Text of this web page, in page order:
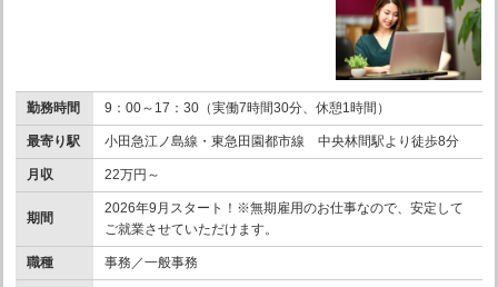
勤務時間 9：00～17：30（実働7時間30分、休憩1時間）
最寄り駅 小田急江ノ島線・東急田園都市線 中央林間駅より徒歩8分
月収 22万円～
期間
2026年9月スタート！※無期雇用のお仕事なので、安定して
ご就業させていただけます。
職種 事務／一般事務